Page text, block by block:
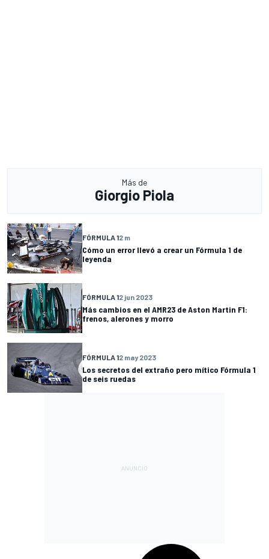
Más de
Giorgio Piola
FÓRMULA 12 m
Cómo un error llevó a crear un Fórmula 1 de
leyenda
FÓRMULA 12 jun 2023
Más cambios en el AMR23 de Aston Martin F1:
frenos, alerones y morro
FÓRMULA 12 may 2023
Los secretos del extraño pero mítico Fórmula 1
de seis ruedas